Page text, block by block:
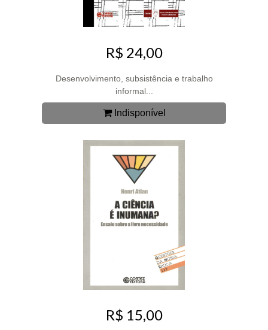
R$ 24,00
Desenvolvimento, subsistência e trabalho
informal...
Indisponível
R$ 15,00